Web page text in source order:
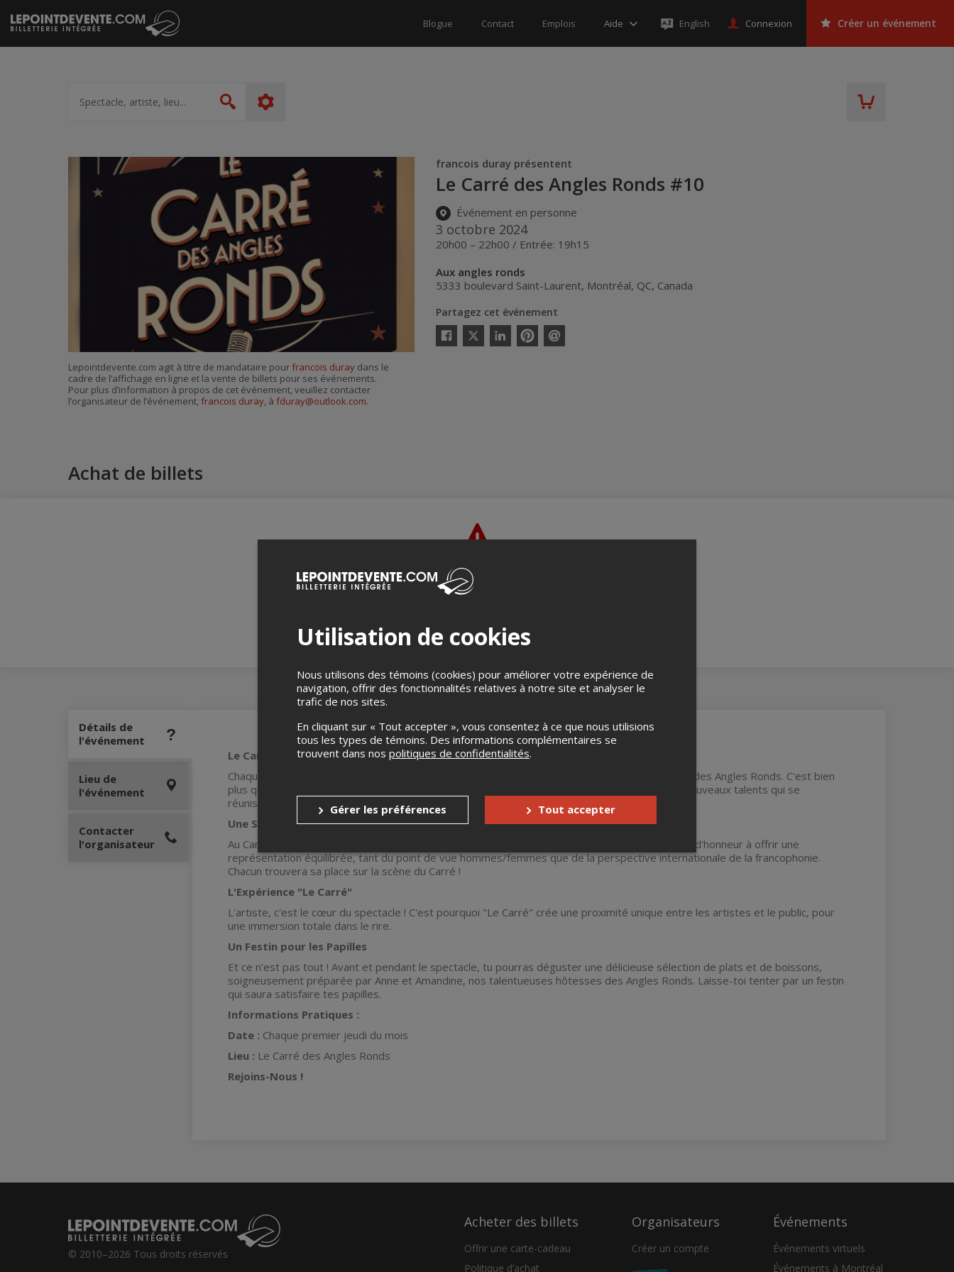
Passer
au
contenu
Blogue Contact Emplois Aide English Connexion Créer un événement
artiste,
lieu...
Rechercher
francois duray présentent
Le Carré des Angles Ronds #10
Événement en personne
3 octobre 2024
20h00 – 22h00 / Entrée: 19h15
Aux angles ronds
5333 boulevard Saint-Laurent, Montréal, QC, Canada
Partagez cet événement
Facebook
Twitter
LinkedinPinterestEnvoyer
Lepointdevente.com agit à titre de mandataire pourfrancois duray dans le
cadre de l’affichage en ligne et la vente de billets pour ses événements.
Pour plus d’information à propos de cet événement, veuillez contacter
l’organisateur de l’événement, francois duray, à fduray@outlook.com.
Achat de billets
Merci de confirmer que vous n'êtes pas un robot ci-bas.
Détails de
l'événement
Le Carré des Angles Ronds : Rire Assuré à Chaque Premier Jeudi du Mois !
Chaque premier jeudi du mois, ne manque pas notre soirée STAND UP exceptionnelle au Carré des Angles Ronds. C'est bien
plus qu'un open mic, c'est une expérience inoubliable avec des comédiens chevronnés et des nouveaux talents qui se
réunissent pour te faire rire.
Une Scène pour Tous
Au Carré des Angles Ronds, nous croyons en la diversité. C'est pourquoi nous mettons un point d'honneur à offrir une
représentation équilibrée, tant du point de vue hommes/femmes que de la perspective internationale de la francophonie.
Chacun trouvera sa place sur la scène du Carré !
L'Expérience "Le Carré"
L'artiste, c'est le cœur du spectacle ! C'est pourquoi "Le Carré" crée une proximité unique entre les artistes et le public, pour
une immersion totale dans le rire.
Un Festin pour les Papilles
Et ce n'est pas tout ! Avant et pendant le spectacle, tu pourras déguster une délicieuse sélection de plats et de boissons,
soigneusement préparée par Anne et Amandine, nos talentueuses hôtesses des Angles Ronds. Laisse-toi tenter par un festin
qui saura satisfaire tes papilles.
Informations Pratiques :
Date : Chaque premier jeudi du mois
Lieu : Le Carré des Angles Ronds
Rejoins-Nous !
Lieu de
l'événement
Contacter
l'organisateur
© 2010–2026 Tous droits réservés
Acheter des billets
Offrir une carte-cadeau
Politique d’achat
Organisateurs
Créer un compte
Événements
Événements virtuels
Événements à Montréal
Utilisation de cookies
Nous utilisons des témoins (cookies) pour améliorer votre expérience de
navigation, offrir des fonctionnalités relatives à notre site et analyser le
trafic de nos sites.
En cliquant sur « Tout accepter », vous consentez à ce que nous utilisions
tous les types de témoins. Des informations complémentaires se
trouvent dans nos politiques de confidentialités.
Gérer les préférences Tout accepter